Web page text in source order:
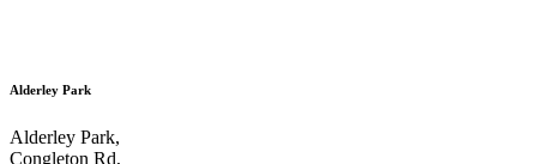
Alderley Park
Alderley Park,
Congleton Rd,